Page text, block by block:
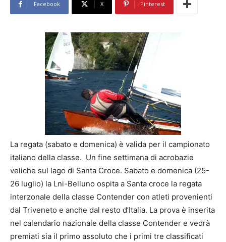
Facebook X Pinterest
La regata (sabato e domenica) è valida per il campionato
italiano della classe. Un fine settimana di acrobazie
veliche sul lago di Santa Croce. Sabato e domenica (25-
26 luglio) la Lni-Belluno ospita a Santa croce la regata
interzonale della classe Contender con atleti provenienti
dal Triveneto e anche dal resto d’Italia. La prova è inserita
nel calendario nazionale della classe Contender e vedrà
premiati sia il primo assoluto che i primi tre classificati